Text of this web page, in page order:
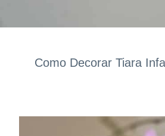
Como Decorar Tiara